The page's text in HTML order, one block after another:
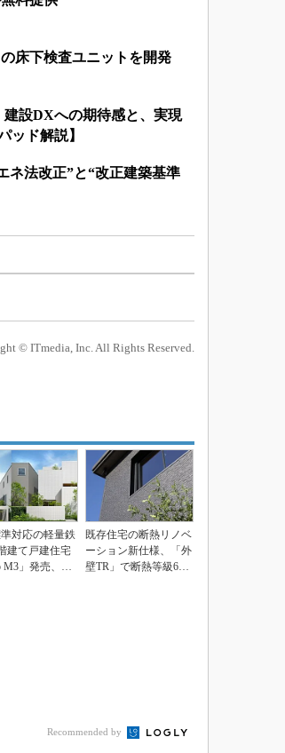
の床下検査ユニットを開発
設DXへの期待感と、実現
ッド解説】
ネ法改正”と“改正建築基準
© ITmedia, Inc. All Rights Reserved.
対応の軽量鉄
建て戸建住宅
M3」発売、大
既存住宅の断熱リノベ
ーション新仕様、「外
壁TR」で断熱等級6相
Recommended by